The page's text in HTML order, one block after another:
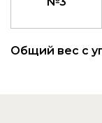
Общий вес с